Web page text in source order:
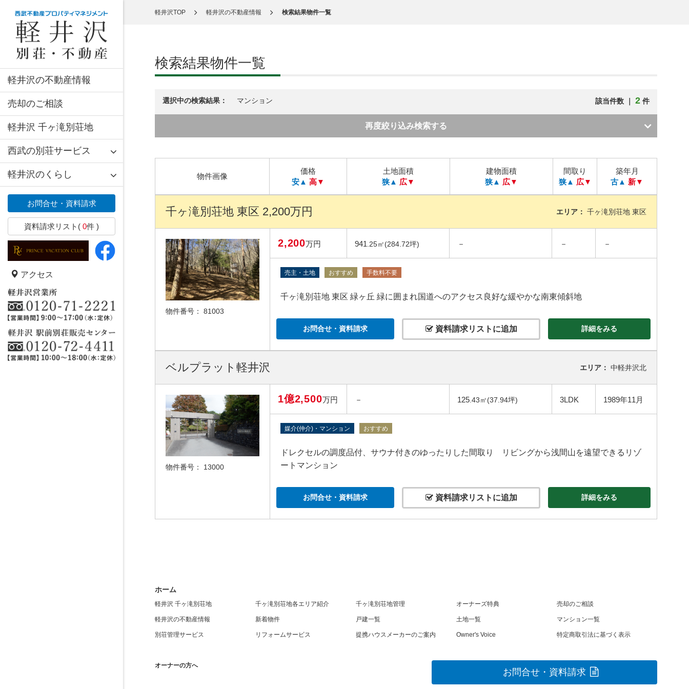
軽井沢の不動産情報
売却のご相談
軽井沢 千ヶ滝別荘地
西武の別荘サービス
軽井沢のくらし
お問合せ・資料請求
資料請求リスト( 0件 )
アクセス
軽井沢TOP 軽井沢の不動産情報 検索結果物件一覧
検索結果物件一覧
選択中の検索結果： マンション 該当件数 ｜ 2件
再度絞り込み検索する
物件画像
価格
安▲ 高▼
土地面積
狭▲ 広▼
建物面積
狭▲ 広▼
間取り
狭▲ 広▼
築年月
古▲ 新▼
千ヶ滝別荘地 東区 2,200万円 エリア： 千ヶ滝別荘地 東区
物件番号： 81003
2,200万円 941 .25㎡(284.72坪) － － －
売主・土地 おすすめ 手数料不要
千ヶ滝別荘地 東区 緑ヶ丘 緑に囲まれ国道へのアクセス良好な緩やかな南東傾斜地
お問合せ・資料請求 資料請求リストに追加 詳細をみる
ベルプラット軽井沢 エリア： 中軽井沢北
物件番号： 13000
1億2,500万円 － 125 .43㎡(37.94坪) 3LDK 1989年11月
媒介(仲介)・マンション おすすめ
ドレクセルの調度品付、サウナ付きのゆったりした間取り リビングから浅間山を遠望できるリゾ
ートマンション
お問合せ・資料請求 資料請求リストに追加 詳細をみる
ホーム
軽井沢 千ヶ滝別荘地 千ヶ滝別荘地各エリア紹介 千ヶ滝別荘地管理 オーナーズ特典 売却のご相談
軽井沢の不動産情報 新着物件 戸建一覧 土地一覧 マンション一覧
別荘管理サービス リフォームサービス 提携ハウスメーカーのご案内 Owner's Voice 特定商取引法に基づく表示
オーナーの方へ
お問合せ・資料請求